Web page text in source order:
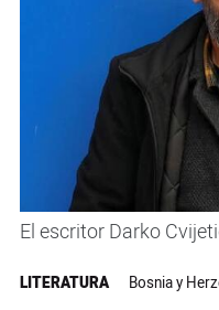
El escritor Darko
LITERATURA Bosnia y